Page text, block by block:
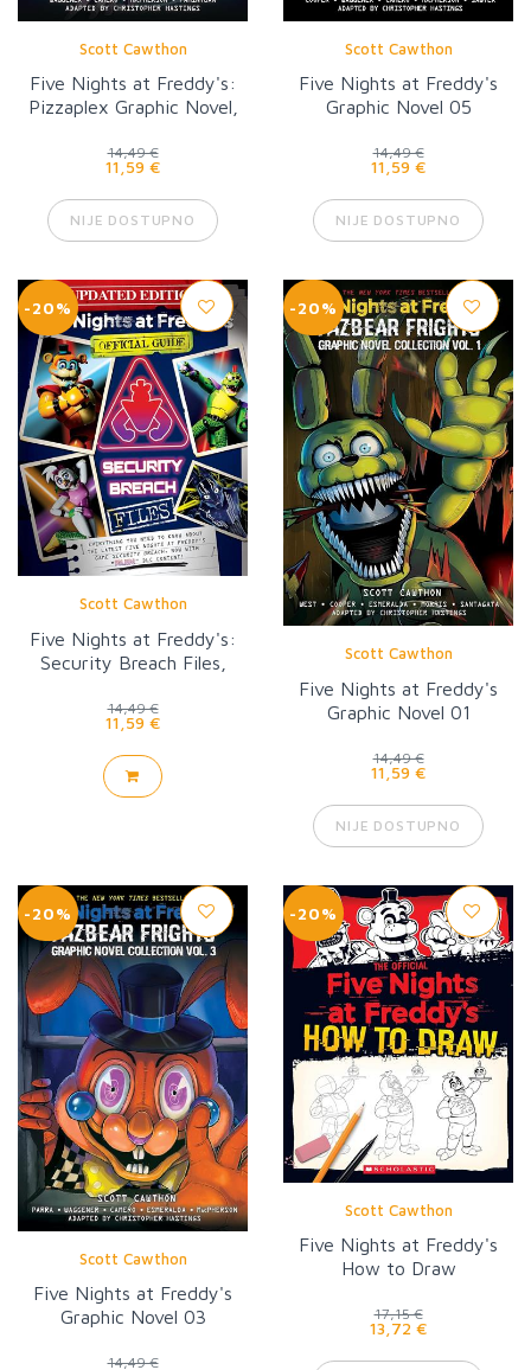
Scott Cawthon
Five Nights at Freddy's:
Pizzaplex Graphic Novel,
14,49 €
11,59 €
NIJE DOSTUPNO
Scott Cawthon
Five Nights at Freddy's
Graphic Novel 05
14,49 €
11,59 €
NIJE DOSTUPNO
-20%
Scott Cawthon
Five Nights at Freddy's:
Security Breach Files,
14,49 €
11,59 €
-20%
Scott Cawthon
Five Nights at Freddy's
Graphic Novel 01
14,49 €
11,59 €
NIJE DOSTUPNO
-20%
Scott Cawthon
Five Nights at Freddy's
Graphic Novel 03
14,49 €
-20%
Scott Cawthon
Five Nights at Freddy's
How to Draw
17,15 €
13,72 €